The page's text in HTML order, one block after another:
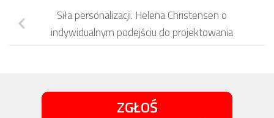
Siła personalizacji. Helena Christensen o
indywidualnym podejściu do projektowania
ZGŁOŚ